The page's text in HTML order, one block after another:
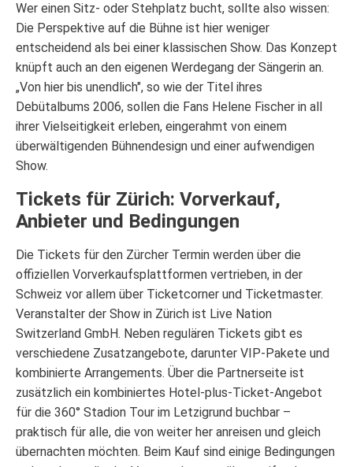
Wer einen Sitz- oder Stehplatz bucht, sollte also wissen:
Die Perspektive auf die Bühne ist hier weniger
entscheidend als bei einer klassischen Show. Das Konzept
knüpft auch an den eigenen Werdegang der Sängerin an.
„Von hier bis unendlich", so wie der Titel ihres
Debütalbums 2006, sollen die Fans Helene Fischer in all
ihrer Vielseitigkeit erleben, eingerahmt von einem
überwältigenden Bühnendesign und einer aufwendigen
Show.
Tickets für Zürich: Vorverkauf,
Anbieter und Bedingungen
Die Tickets für den Zürcher Termin werden über die
offiziellen Vorverkaufsplattformen vertrieben, in der
Schweiz vor allem über Ticketcorner und Ticketmaster.
Veranstalter der Show in Zürich ist Live Nation
Switzerland GmbH. Neben regulären Tickets gibt es
verschiedene Zusatzangebote, darunter VIP-Pakete und
kombinierte Arrangements. Über die Partnerseite ist
zusätzlich ein kombiniertes Hotel-plus-Ticket-Angebot
für die 360° Stadion Tour im Letzigrund buchbar –
praktisch für alle, die von weiter her anreisen und gleich
übernachten möchten. Beim Kauf sind einige Bedingungen